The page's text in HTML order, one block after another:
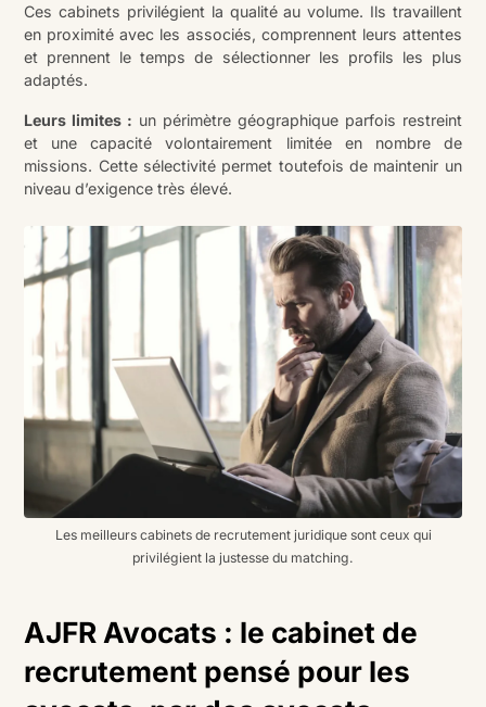
Ces cabinets privilégient la qualité au volume. Ils travaillent
en proximité avec les associés, comprennent leurs attentes
et prennent le temps de sélectionner les profils les plus
adaptés.
Leurs limites : un périmètre géographique parfois restreint
et une capacité volontairement limitée en nombre de
missions. Cette sélectivité permet toutefois de maintenir un
niveau d’exigence très élevé.
Les meilleurs cabinets de recrutement juridique sont ceux qui
privilégient la justesse du matching.
AJFR Avocats : le cabinet de
recrutement pensé pour les